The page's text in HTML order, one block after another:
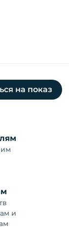
на показ
и